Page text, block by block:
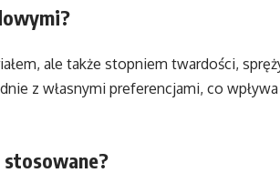
ale także stopniem twardości,
z własnymi preferencjami, co wpływa
stosowane?